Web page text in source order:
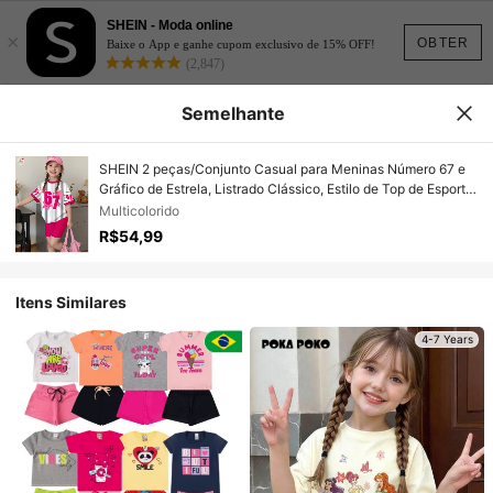
OBTER
×
SHEIN - Moda online
Baixe o App e ganhe cupom exclusivo de 15% OFF!
(2,847)
Semelhante
SHEIN 2 peças/Conjunto Casual para Meninas Número 67 e
Gráfico de Estrela, Listrado Clássico, Estilo de Top de Esporte
de Manga Curta e Shorts, Conjunto de Verão, Moda de Volta
às Aulas
Multicolorido
R$54,99
Itens Similares
4-7 Years